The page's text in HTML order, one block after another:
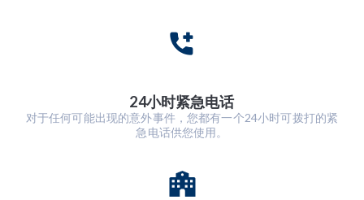
24小时紧急电话
对于任何可能出现的意外事件，您都有一个24小时可拨打的紧
急电话供您使用。